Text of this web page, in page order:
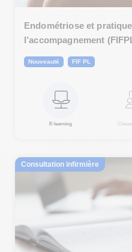
Endométriose et
l’accompagnement
Nouveauté FIF PL
E-learning
Consultation infirmière